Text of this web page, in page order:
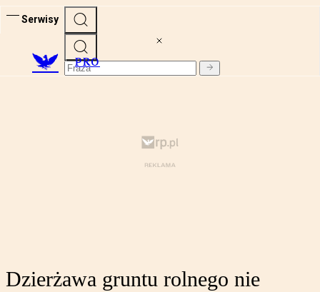
Serwisy
PRO
Dzierżawa gruntu rolnego nie